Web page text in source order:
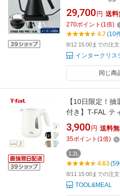
度計付き電気ケ
ク(2026年7月最
様)日本仕様(コ
ロバリスタも使
29,700 円 送料
270ポイント (1倍)
4.7(10
8/12 15:00までの注
インタークリス
同じ商
【10日限定！
付き】T-FAL テ
ク 1.2L【電気ケ
しケトル 湯沸か
ン 人気 ギフト
対象
3,900 円 送料
35ポイント (1倍)
1.2L
4.63
8/11 15:00までの注
TOOL&MEAL